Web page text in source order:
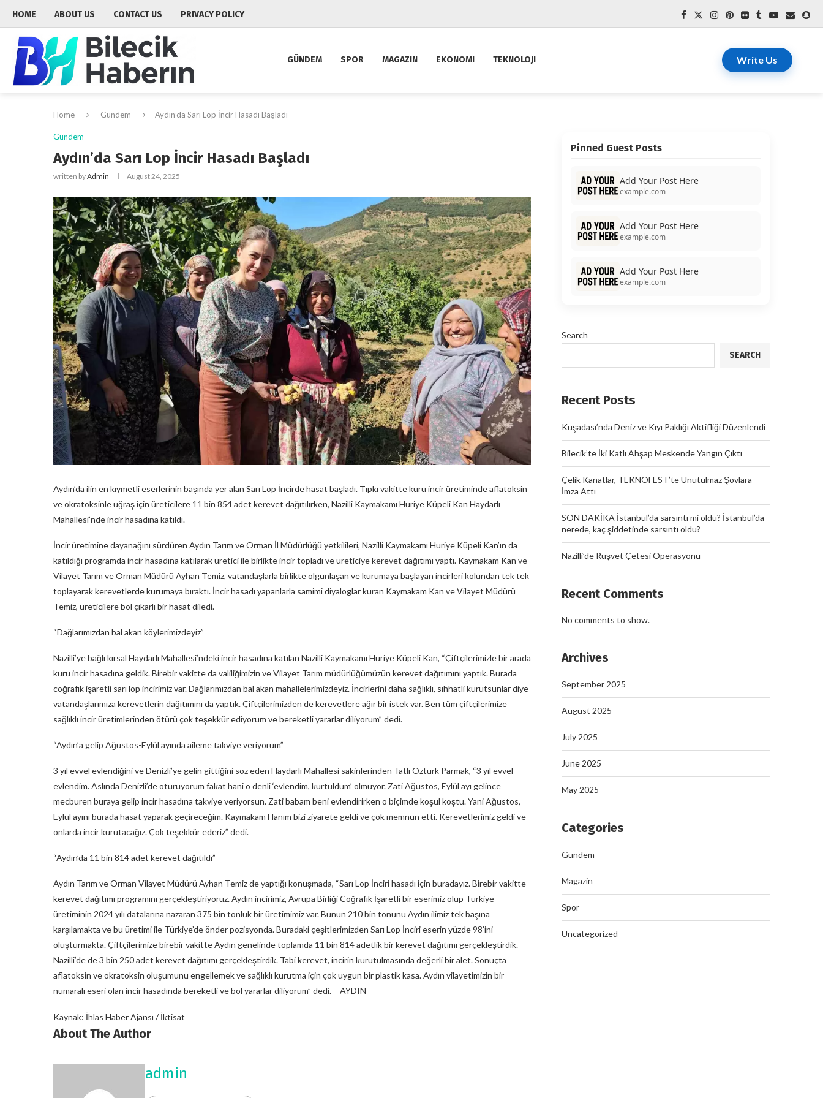
HOME ABOUT US CONTACT US PRIVACY POLICY
GÜNDEM SPOR MAGAZIN EKONOMI TEKNOLOJI Write Us
Home Gündem Aydın’da Sarı Lop İncir Hasadı Başladı
Gündem
Aydın’da Sarı Lop İncir Hasadı Başladı
written byAdmin August 24, 2025
Aydın’da ilin en kıymetli eserlerinin başında yer alan Sarı Lop İncirde hasat başladı. Tıpkı vakitte kuru incir üretiminde aflatoksin
ve okratoksinle uğraş için üreticilere 11 bin 854 adet kerevet dağıtılırken, Nazilli Kaymakamı Huriye Küpeli Kan Haydarlı
Mahallesi’nde incir hasadına katıldı.
İncir üretimine dayanağını sürdüren Aydın Tarım ve Orman İl Müdürlüğü yetkilileri, Nazilli Kaymakamı Huriye Küpeli Kan’ın da
katıldığı programda incir hasadına katılarak üretici ile birlikte incir topladı ve üreticiye kerevet dağıtımı yaptı. Kaymakam Kan ve
Vilayet Tarım ve Orman Müdürü Ayhan Temiz, vatandaşlarla birlikte olgunlaşan ve kurumaya başlayan incirleri kolundan tek tek
toplayarak kerevetlerde kurumaya bıraktı. İncir hasadı yapanlarla samimi diyaloglar kuran Kaymakam Kan ve Vilayet Müdürü
Temiz, üreticilere bol çıkarlı bir hasat diledi.
“Dağlarımızdan bal akan köylerimizdeyiz”
Nazilli’ye bağlı kırsal Haydarlı Mahallesi’ndeki incir hasadına katılan Nazilli Kaymakamı Huriye Küpeli Kan, “Çiftçilerimizle bir arada
kuru incir hasadına geldik. Birebir vakitte da valiliğimizin ve Vilayet Tarım müdürlüğümüzün kerevet dağıtımını yaptık. Burada
coğrafik işaretli sarı lop incirimiz var. Dağlarımızdan bal akan mahallelerimizdeyiz. İncirlerini daha sağlıklı, sıhhatli kurutsunlar diye
vatandaşlarımıza kerevetlerin dağıtımını da yaptık. Çiftçilerimizden de kerevetlere ağır bir istek var. Ben tüm çiftçilerimize
sağlıklı incir üretimlerinden ötürü çok teşekkür ediyorum ve bereketli yararlar diliyorum” dedi.
“Aydın’a gelip Ağustos-Eylül ayında aileme takviye veriyorum”
3 yıl evvel evlendiğini ve Denizli’ye gelin gittiğini söz eden Haydarlı Mahallesi sakinlerinden Tatlı Öztürk Parmak, “3 yıl evvel
evlendim. Aslında Denizli’de oturuyorum fakat hani o denli ‘evlendim, kurtuldum’ olmuyor. Zati Ağustos, Eylül ayı gelince
mecburen buraya gelip incir hasadına takviye veriyorsun. Zati babam beni evlendirirken o biçimde koşul koştu. Yani Ağustos,
Eylül ayını burada hasat yaparak geçireceğim. Kaymakam Hanım bizi ziyarete geldi ve çok memnun etti. Kerevetlerimiz geldi ve
onlarda incir kurutacağız. Çok teşekkür ederiz” dedi.
“Aydın’da 11 bin 814 adet kerevet dağıtıldı”
Aydın Tarım ve Orman Vilayet Müdürü Ayhan Temiz de yaptığı konuşmada, “Sarı Lop İnciri hasadı için buradayız. Birebir vakitte
kerevet dağıtımı programını gerçekleştiriyoruz. Aydın incirimiz, Avrupa Birliği Coğrafik İşaretli bir eserimiz olup Türkiye
üretiminin 2024 yılı datalarına nazaran 375 bin tonluk bir üretimimiz var. Bunun 210 bin tonunu Aydın ilimiz tek başına
karşılamakta ve bu üretimi ile Türkiye’de önder pozisyonda. Buradaki çeşitlerimizden Sarı Lop İnciri eserin yüzde 98’ini
oluşturmakta. Çiftçilerimize birebir vakitte Aydın genelinde toplamda 11 bin 814 adetlik bir kerevet dağıtımı gerçekleştirdik.
Nazilli’de de 3 bin 250 adet kerevet dağıtımı gerçekleştirdik. Tabi kerevet, incirin kurutulmasında değerli bir alet. Sonuçta
aflatoksin ve okratoksin oluşumunu engellemek ve sağlıklı kurutma için çok uygun bir plastik kasa. Aydın vilayetimizin bir
numaralı eseri olan incir hasadında bereketli ve bol yararlar diliyorum” dedi. – AYDIN
Kaynak: İhlas Haber Ajansı / İktisat
About The Author
admin
Pinned Guest Posts
Add Your Post Here
example.com
Add Your Post Here
example.com
Add Your Post Here
example.com
Search
SEARCH
Recent Posts
Kuşadası’nda Deniz ve Kıyı Paklığı Aktifliği Düzenlendi
Bilecik’te İki Katlı Ahşap Meskende Yangın Çıktı
Çelik Kanatlar, TEKNOFEST’te Unutulmaz Şovlara
İmza Attı
SON DAKİKA İstanbul’da sarsıntı mi oldu? İstanbul’da
nerede, kaç şiddetinde sarsıntı oldu?
Nazilli’de Rüşvet Çetesi Operasyonu
Recent Comments
No comments to show.
Archives
September 2025
August 2025
July 2025
June 2025
May 2025
Categories
Gündem
Magazin
Spor
Uncategorized